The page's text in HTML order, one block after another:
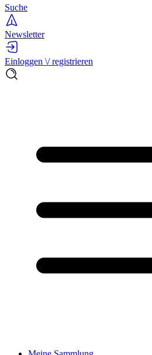
Suche
Newsletter
Einloggen \/ registrieren